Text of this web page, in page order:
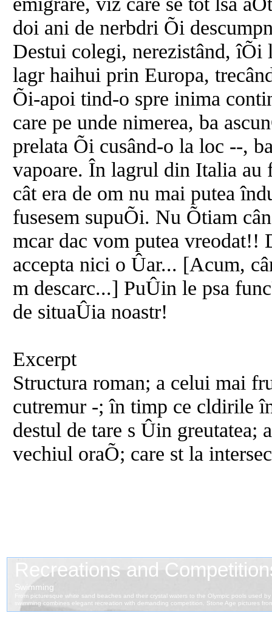
doi ani de nerbdri Õi
Destui colegi, nerezistând, îÕi
lagr haihui prin Europa,
Õi-apoi tind-o spre inima
care pe unde nimerea, ba
prelata Õi cusând-o la loc --,
vapoare. În lagrul din Italia au
cât era de om nu mai putea
fusesem supuÕi. Nu Õtiam
mcar dac vom putea
accepta nici o Ûar... [Acum,
m descarc...] PuÛin le psa
de situaÛia noastr!
Excerpt
Structura roman; a celui mai
cutremur -; în timp ce cldirile
destul de tare s Ûin greutatea;
vechiul oraÕ; care st la